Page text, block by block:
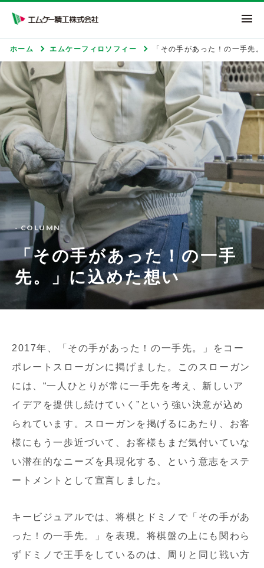
エムケー精工株式
ホーム エムケーフィロソフィー 「その手があった！の一手先
- COLUMN
「その手があった！の一手
先。」に込めた想い
2017年、「その手があった！の一手先。」をコー
ポレートスローガンに掲げました。このスローガン
には、“一人ひとりが常に一手先を考え、新しいア
イデアを提供し続けていく”という強い決意が込め
られています。スローガンを掲げるにあたり、お客
様にもう一歩近づいて、お客様もまだ気付いていな
い潜在的なニーズを具現化する、という意志をステ
ートメントとして宣言しました。
キービジュアルでは、将棋とドミノで「その手があ
った！の一手先。」を表現。将棋盤の上にも関わら
ずドミノで王手をしているのは、周りと同じ戦い方